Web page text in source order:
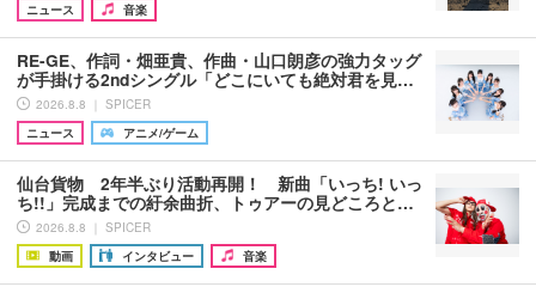
ニュース
音楽
RE-GE、作詞・畑亜貴、作曲・山口朗彦の強力タッグ
が手掛ける2ndシングル「どこにいても絶対君を見…
2026.8.8 ｜ SPICER
ニュース
アニメ/ゲーム
仙台貨物 2年半ぶり活動再開！ 新曲「いっち! いっ
ち!!」完成までの紆余曲折、トゥアーの見どころと…
2026.8.8 ｜ SPICER
動画
インタビュー 音楽